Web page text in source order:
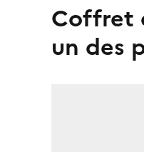
Coffret de mariage en bois recouvert de parchemin peint,
un des